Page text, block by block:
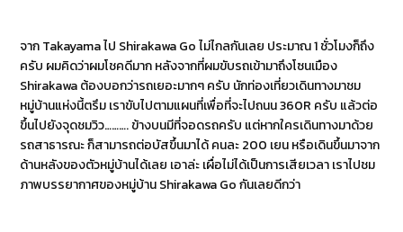
จาก Takayama ไป Shirakawa Go ไม่ไกลกันเลย ประมาณ 1 ชั่วโมงก็ถึง
ครับ ผมคิดว่าผมโชคดีมาก หลังจากที่ผมขับรถเข้ามาถึงโซนเมือง
Shirakawa ต้องบอกว่ารถเยอะมากๆ ครับ นักท่องเที่ยวเดินทางมาชม
หมู่บ้านแห่งนี้ตรึม เราขับไปตามแผนที่เพื่อที่จะไปถนน 360R ครับ แล้วต่อ
ขึ้นไปยังจุดชมวิว………. ข้างบนมีที่จอดรถครับ แต่หากใครเดินทางมาด้วย
รถสาธารณะ ก็สามารถต่อบัสขึ้นมาได้ คนละ 200 เยน หรือเดินขึ้นมาจาก
ด้านหลังของตัวหมู่บ้านได้เลย เอาล่ะ เผื่อไม่ได้เป็นการเสียเวลา เราไปชม
ภาพบรรยากาศของหมู่บ้าน Shirakawa Go กันเลยดีกว่า